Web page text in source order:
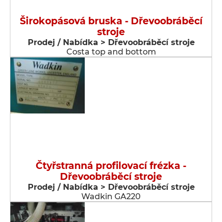
Širokopásová bruska - Dřevoobráběcí
stroje
Prodej / Nabídka > Dřevoobráběcí stroje
Costa top and bottom
Čtyřstranná profilovací frézka -
Dřevoobráběcí stroje
Prodej / Nabídka > Dřevoobráběcí stroje
Wadkin GA220